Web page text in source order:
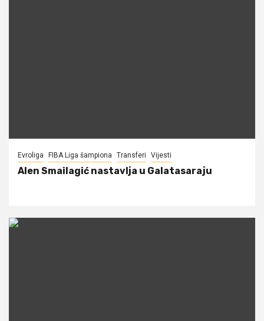
Evroliga FIBA Liga šampiona Transferi Vijesti
Alen Smailagić nastavlja u Galatasaraju